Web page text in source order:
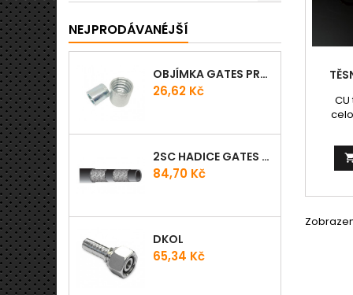
NEJPRODÁVANÉJŠÍ
OBJÍMKA GATES PRO-V
Cena
26,62 Kč
2SC HADICE GATES PROV
Cena
84,70 Kč
DKOL
Cena
65,34 Kč